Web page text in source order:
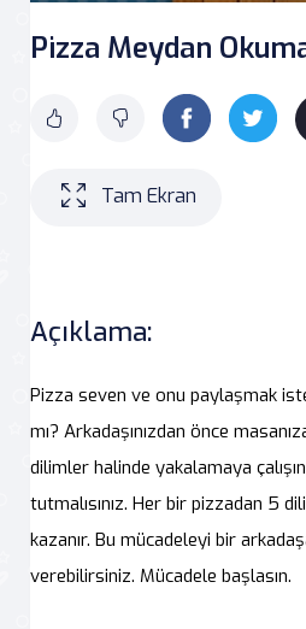
Pizza Meydan
Tam Ekran
Açıklama:
Pizza seven ve onu paylaşmak
mı? Arkadaşınızdan önce
dilimler halinde yakalamaya
tutmalısınız. Her bir pizzadan 5
kazanır. Bu mücadeleyi bir
verebilirsiniz. Mücadele başlasın.